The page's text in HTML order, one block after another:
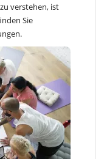
verstehen, ist
Sie